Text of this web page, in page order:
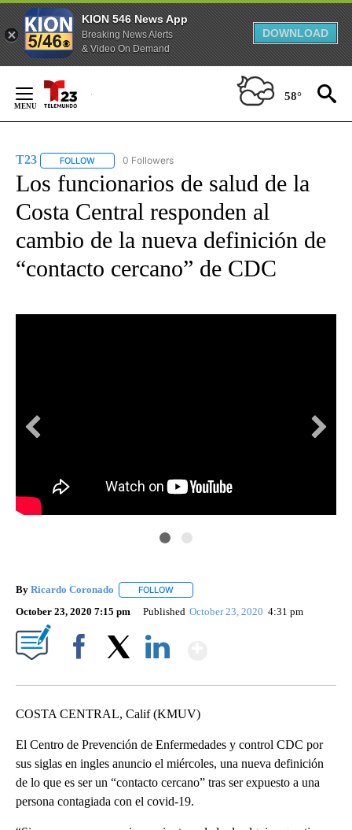
KION 546 News App
Breaking News Alerts
& Video On Demand
DOWNLOAD
Content
58°
T23 FOLLOW FOLLOW "T23" TO RECEIVE NOTIFICATIONS ABOUT NEW
0 Followers
Los funcionarios de salud de la
Costa Central responden al
cambio de la nueva definición de
“contacto cercano” de CDC
By Ricardo Coronado FOLLOW
October 23, 2020 7:15 pm Published October 23, 2020 4:31 pm
COSTA CENTRAL, Calif (KMUV)
El Centro de Prevención de Enfermedades y control CDC por
sus siglas en ingles anuncio el miércoles, una nueva definición
de lo que es ser un “contacto cercano” tras ser expuesto a una
persona contagiada con el covid-19.